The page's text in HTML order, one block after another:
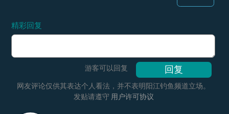
精彩回复
游客可以回复
网友评论仅供其表达个人看法，并不表明阳江钓鱼频道立场。
发贴请遵守 用户许可协议